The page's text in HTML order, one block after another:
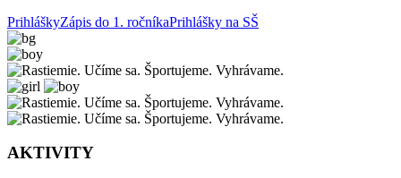
PrihláškyZápis do 1. ročníkaPrihlášky na SŠ
AKTIVITY